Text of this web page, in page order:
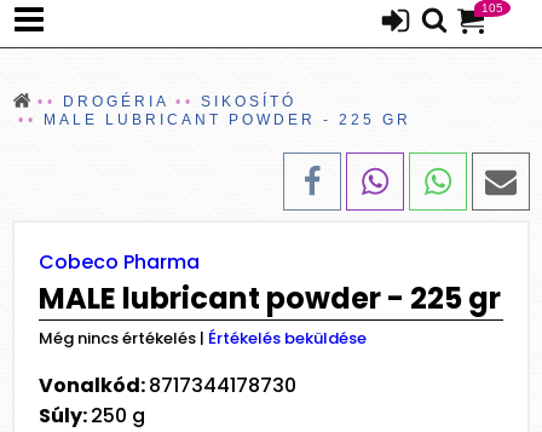
105
DROGÉRIA
SIKOSÍTÓ
MALE LUBRICANT POWDER - 225 GR
Cobeco Pharma
MALE lubricant powder - 225 gr
Még nincs értékelés | Értékelés beküldése
Vonalkód:8717344178730
Súly:250 g